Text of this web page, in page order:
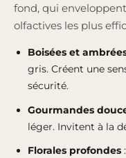
fond, qui
olfactives les plus
Boisées et
gris. Créent une
sécurité.
Gourmandes
léger. Invitent à la
Florales profondes